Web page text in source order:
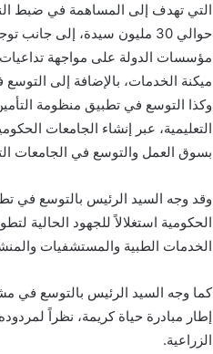
التي تهدف إلى المساهمة في ضبط
حوالي 30 مليون سيدة، إلى
مؤسسات الدولة على مواجهة
ميكنة الخدمات، بالإضافة إلى
وكذا التوسع في تطبيق منظومة
التعليمية، عبر إنشاء الجامعات
بسوق العمل والتوسع في الجامعات
وقد وجه السيد الرئيس بالتوسع في
الحكومية استغلالاً للجهود الحالية
الخدمات الطبية والمستشفيات
كما وجه السيد الرئيس بالتوسع في
إطار مبادرة حياة كريمة، نظراً
الزراعية.